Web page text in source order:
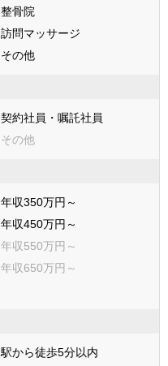
徳島県
整骨院
訪問マッサージ
その他
契約社員・嘱託社員
その他
年収350万円～
年収450万円～
年収550万円～
年収650万円～
駅から徒歩5分以内